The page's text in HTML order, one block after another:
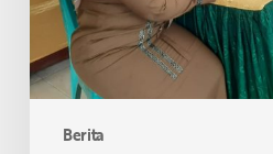
Berita
Bersama
Desa
Lalang